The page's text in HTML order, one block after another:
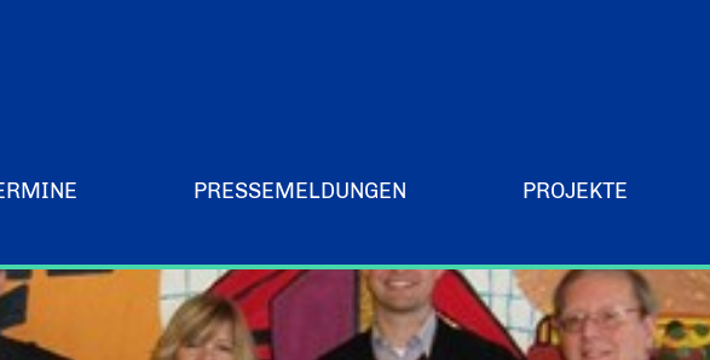
PRESSEMELDUNGEN PROJEKTE
Merchandising-Klamotten